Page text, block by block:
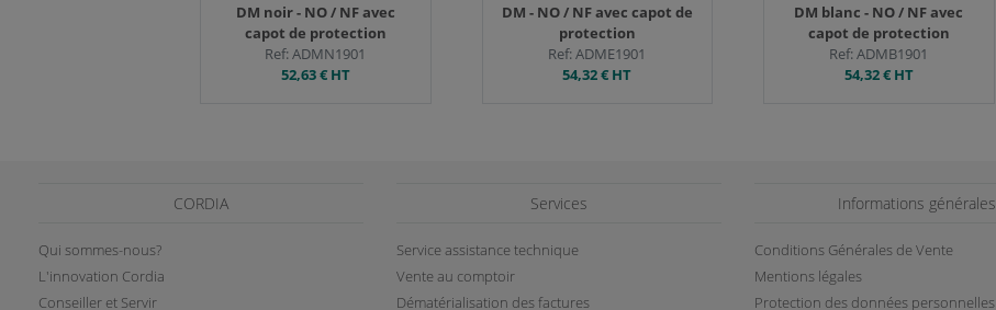
DM noir - NO / NF avec
capot de protection
Ref: ADMN1901
52,63 €HT
DM - NO / NF avec capot de
protection
Ref: ADME1901
54,32 € HT
DM blanc - NO / NF avec
capot de protection
Ref: ADMB1901
54,32 €HT
CORDIA
Qui sommes-nous?
L'innovation Cordia
Conseiller et Servir
Services
Service assistance technique
Vente au comptoir
Dématérialisation des factures
Informations générales
Conditions Générales de Vente
Mentions légales
Protection des données personnelles